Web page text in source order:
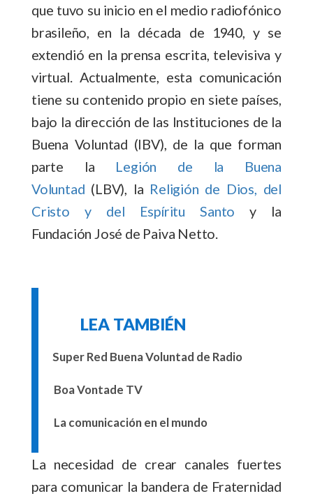
que tuvo su inicio en el medio radiofónico
brasileño, en la década de 1940, y se
extendió en la prensa escrita, televisiva y
virtual. Actualmente, esta comunicación
tiene su contenido propio en siete países,
bajo la dirección de las Instituciones de la
Buena Voluntad (IBV), de la que forman
parte la Legión de la Buena
Voluntad (LBV), la Religión de Dios, del
Cristo y del Espíritu Santo y la
Fundación José de Paiva Netto
LEA TAMBIÉN
Super Red Buena Voluntad de Radio
Boa Vontade TV
La comunicación en el mundo
La necesidad de crear canales fuertes
para comunicar la bandera de Fraternidad